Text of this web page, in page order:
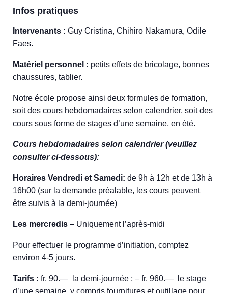
Infos pratiques
Intervenants : Guy Cristina, Chihiro Nakamura, Odile
Faes.
Matériel personnel : petits effets de bricolage, bonnes
chaussures, tablier.
Notre école propose ainsi deux formules de formation,
soit des cours hebdomadaires selon calendrier, soit des
cours sous forme de stages d’une semaine, en été.
Cours hebdomadaires selon calendrier (veuillez
consulter ci-dessous):
Horaires Vendredi et Samedi: de 9h à 12h et de 13h à
16h00 (sur la demande préalable, les cours peuvent
être suivis à la demi-journée)
Les mercredis – Uniquement l’après-midi
Pour effectuer le programme d’initiation, comptez
environ 4-5 jours.
Tarifs : fr. 90.— la demi-journée ; – fr. 960.— le stage
d’une semaine, y compris fournitures et outillage pour